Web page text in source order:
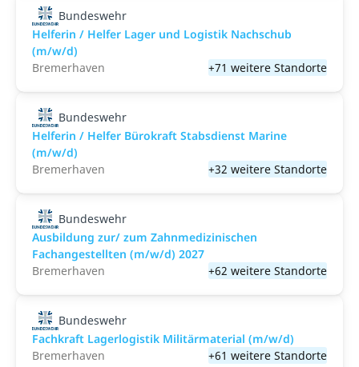
Bundeswehr
Helferin / Helfer Lager und Logistik Nachschub
(m/w/d)
Bremerhaven
+71 weitere Standorte
Bundeswehr
Helferin / Helfer Bürokraft Stabsdienst Marine
(m/w/d)
Bremerhaven
+32 weitere Standorte
Bundeswehr
Ausbildung zur/ zum Zahnmedizinischen
Fachangestellten (m/w/d) 2027
Bremerhaven
+62 weitere Standorte
Bundeswehr
Fachkraft Lagerlogistik Militärmaterial (m/w/d)
Bremerhaven
+61 weitere Standorte